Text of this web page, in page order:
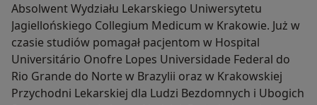
Absolwent Wydziału Lekarskiego Uniwersytetu
Jagiellońskiego Collegium Medicum w Krakowie. Już w
czasie studiów pomagał pacjentom w Hospital
Universitário Onofre Lopes Universidade Federal do
Rio Grande do Norte w Brazylii oraz w Krakowskiej
Przychodni Lekarskiej dla Ludzi Bezdomnych i Ubogich